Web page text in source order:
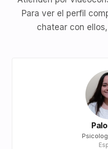
Para ver el perfil
chatear con